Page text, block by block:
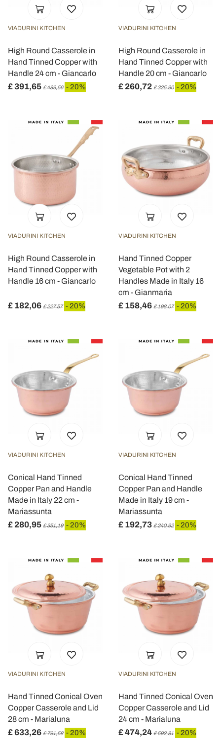
annunci, per fornire funzionalità dei social media e per
analizzare il nostro traffico. Condividiamo inoltre
nostri partner che si occupano di analisi dei dati web,
pubblicità e social media, i quali potrebbero combinarle
con altre informazioni che ha fornito loro o che hanno
raccolto dal suo utilizzo dei loro servizi.
VIADURINI KITCHEN
High Round Casserole in
Hand Tinned Copper with
Handle 24 cm - Giancarlo
£ 391,65 £ 489,56 - 20%
VIADURINI KITCHEN
High Round Casserole in
Hand Tinned Copper with
Handle 20 cm - Giancarlo
£ 260,72 £ 325,90 - 20%
VIADURINI KITCHEN
High Round Casserole in
Hand Tinned Copper with
Handle 16 cm - Giancarlo
£ 182,06 £ 227,57 - 20%
VIADURINI KITCHEN
Hand Tinned Copper
Vegetable Pot with 2
Handles Made in Italy 16
cm - Gianmaria
£ 158,46 £ 198,07 - 20%
VIADURINI KITCHEN
Conical Hand Tinned
Copper Pan and Handle
Made in Italy 22 cm -
Mariassunta
£ 280,95 £ 351,19 - 20%
VIADURINI KITCHEN
Conical Hand Tinned
Copper Pan and Handle
Made in Italy 19 cm -
Mariassunta
£ 192,73 £ 240,92 - 20%
VIADURINI KITCHEN
Hand Tinned Conical Oven
Copper Casserole and Lid
28 cm - Marialuna
£ 633,26 £ 791,58 - 20%
VIADURINI KITCHEN
Hand Tinned Conical Oven
Copper Casserole and Lid
24 cm - Marialuna
£ 474,24 £ 592,81 - 20%